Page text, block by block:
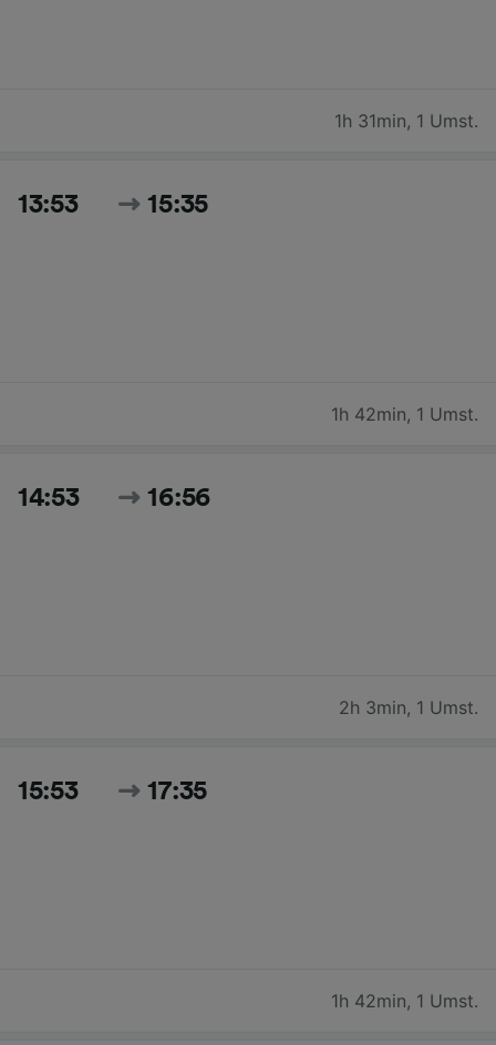
1h 31min, 1 Umst.
13:53 15:35
1h 42min, 1 Umst.
14:53 16:56
2h 3min, 1 Umst.
15:53 17:35
1h 42min, 1 Umst.